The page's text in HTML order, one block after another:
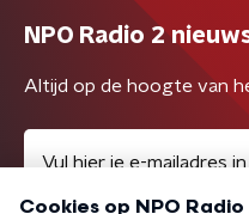
NPO Radio 2
Altijd op de hoogte van